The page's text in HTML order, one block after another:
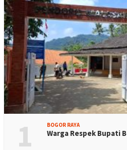
1 BOGOR RAYA
Warga Respek Bupati